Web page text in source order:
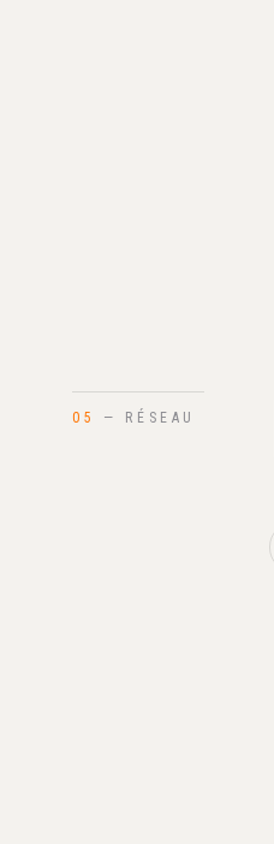
05 — RÉSEAU